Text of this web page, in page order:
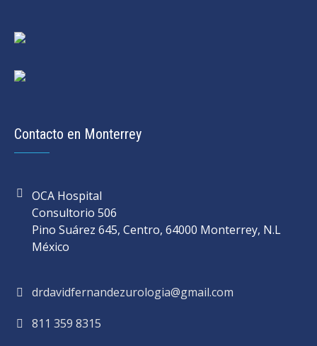
Contacto en Monterrey
OCA Hospital
Consultorio 506
Pino Suárez 645, Centro, 64000 Monterrey, N.L
México
drdavidfernandezurologia@gmail.com
811 359 8315